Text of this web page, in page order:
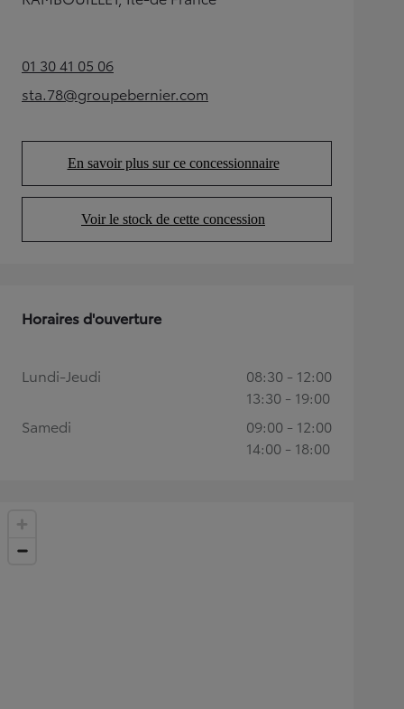
01 30 41 05 06(Opens in new tab)
sta.78@groupebernier.com
(Opens in new tab)
En savoir plus sur ce concessionnaire
(Opens in new tab)
Voir le stock de cette concession
(Opens in new tab)
Horaires d'ouverture
Lundi-Jeudi
08:30 - 12:00
13:30 - 19:00
Samedi
09:00 - 12:00
14:00 - 18:00